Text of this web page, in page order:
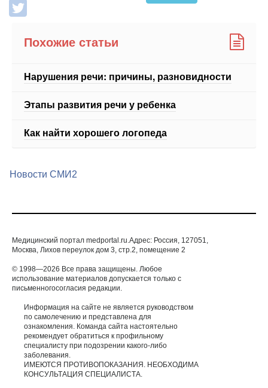
Похожие статьи
Нарушения речи: причины, разновидности
Этапы развития речи у ребенка
Как найти хорошего логопеда
Новости СМИ2
Медицинский портал medportal.ru.Адрес: Россия, 127051,
Москва, Лихов переулок дом 3, стр.2, помещение 2
© 1998—2026 Все права защищены. Любое
использование материалов допускается только с
письменногосогласия редакции.
Информация на сайте не является руководством
по самолечению и представлена для
ознакомления. Команда сайта настоятельно
рекомендует обратиться к профильному
специалисту при подозрении какого-либо
заболевания.
ИМЕЮТСЯ ПРОТИВОПОКАЗАНИЯ. НЕОБХОДИМА
КОНСУЛЬТАЦИЯ СПЕЦИАЛИСТА.